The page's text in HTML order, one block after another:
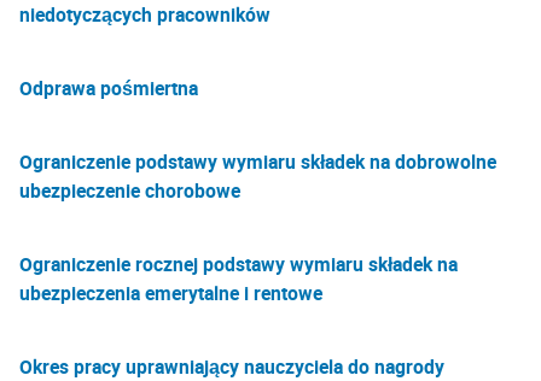
niedotyczących pracowników
Odprawa pośmiertna
Ograniczenie podstawy wymiaru składek na dobrowolne
ubezpieczenie chorobowe
Ograniczenie rocznej podstawy wymiaru składek na
ubezpieczenia emerytalne i rentowe
Okres pracy uprawniający nauczyciela do nagrody